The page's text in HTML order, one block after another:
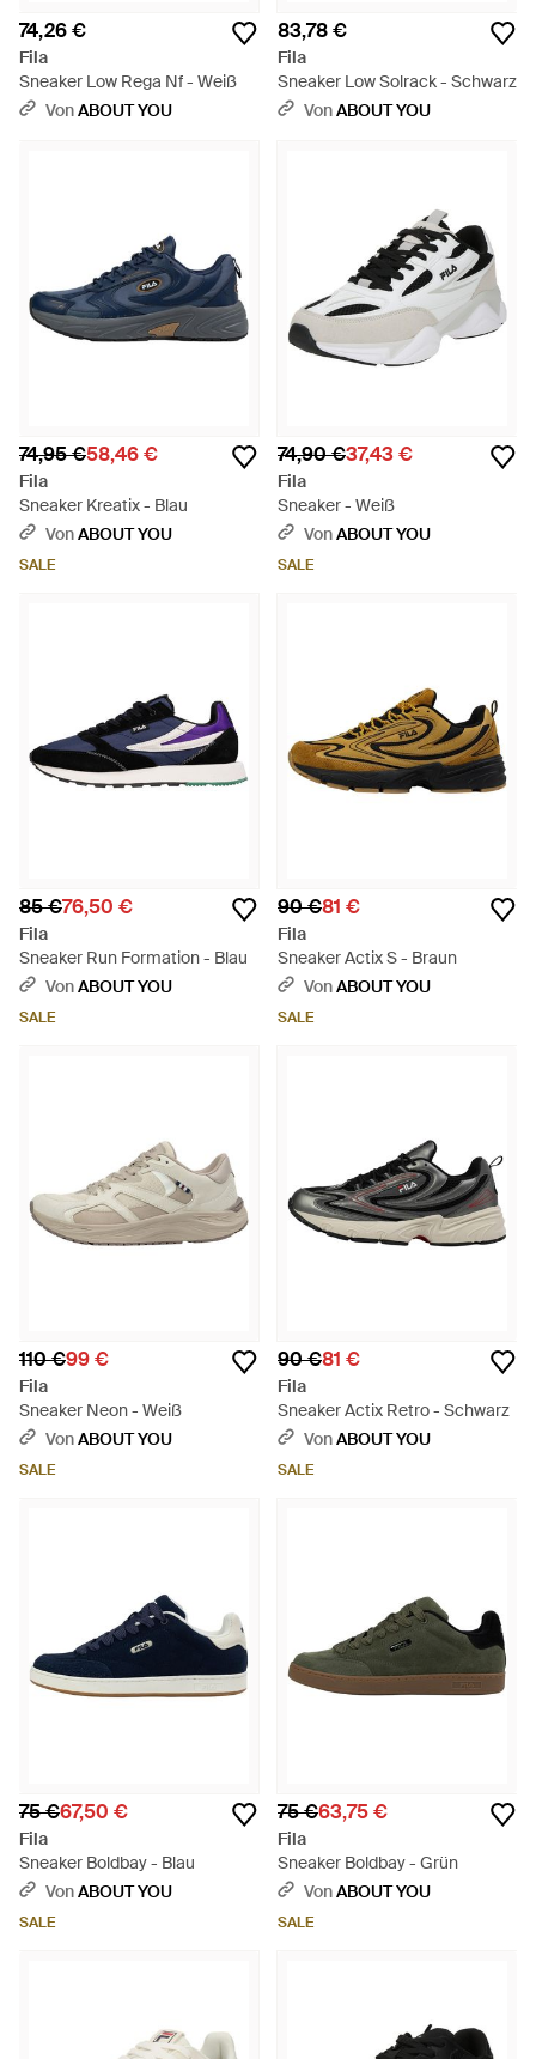
74,26 €
Fila
Sneaker Low Rega Nf - Weiß
VonABOUT YOU
83,78 €
Fila
Sneaker Low Solrack - Schwarz
VonABOUT YOU
74,95 €58,46 €
Fila
Sneaker Kreatix - Blau
VonABOUT YOU
SALE
74,90 €37,43 €
Fila
Sneaker - Weiß
VonABOUT YOU
SALE
85 €76,50 €
Fila
Sneaker Run Formation - Blau
VonABOUT YOU
SALE
90 €81 €
Fila
Sneaker Actix S - Braun
VonABOUT YOU
SALE
110 €99 €
Fila
Sneaker Neon - Weiß
VonABOUT YOU
SALE
90 €81 €
Fila
Sneaker Actix Retro - Schwarz
VonABOUT YOU
SALE
75 €67,50 €
Fila
Sneaker Boldbay - Blau
VonABOUT YOU
SALE
75 €63,75 €
Fila
Sneaker Boldbay - Grün
VonABOUT YOU
SALE